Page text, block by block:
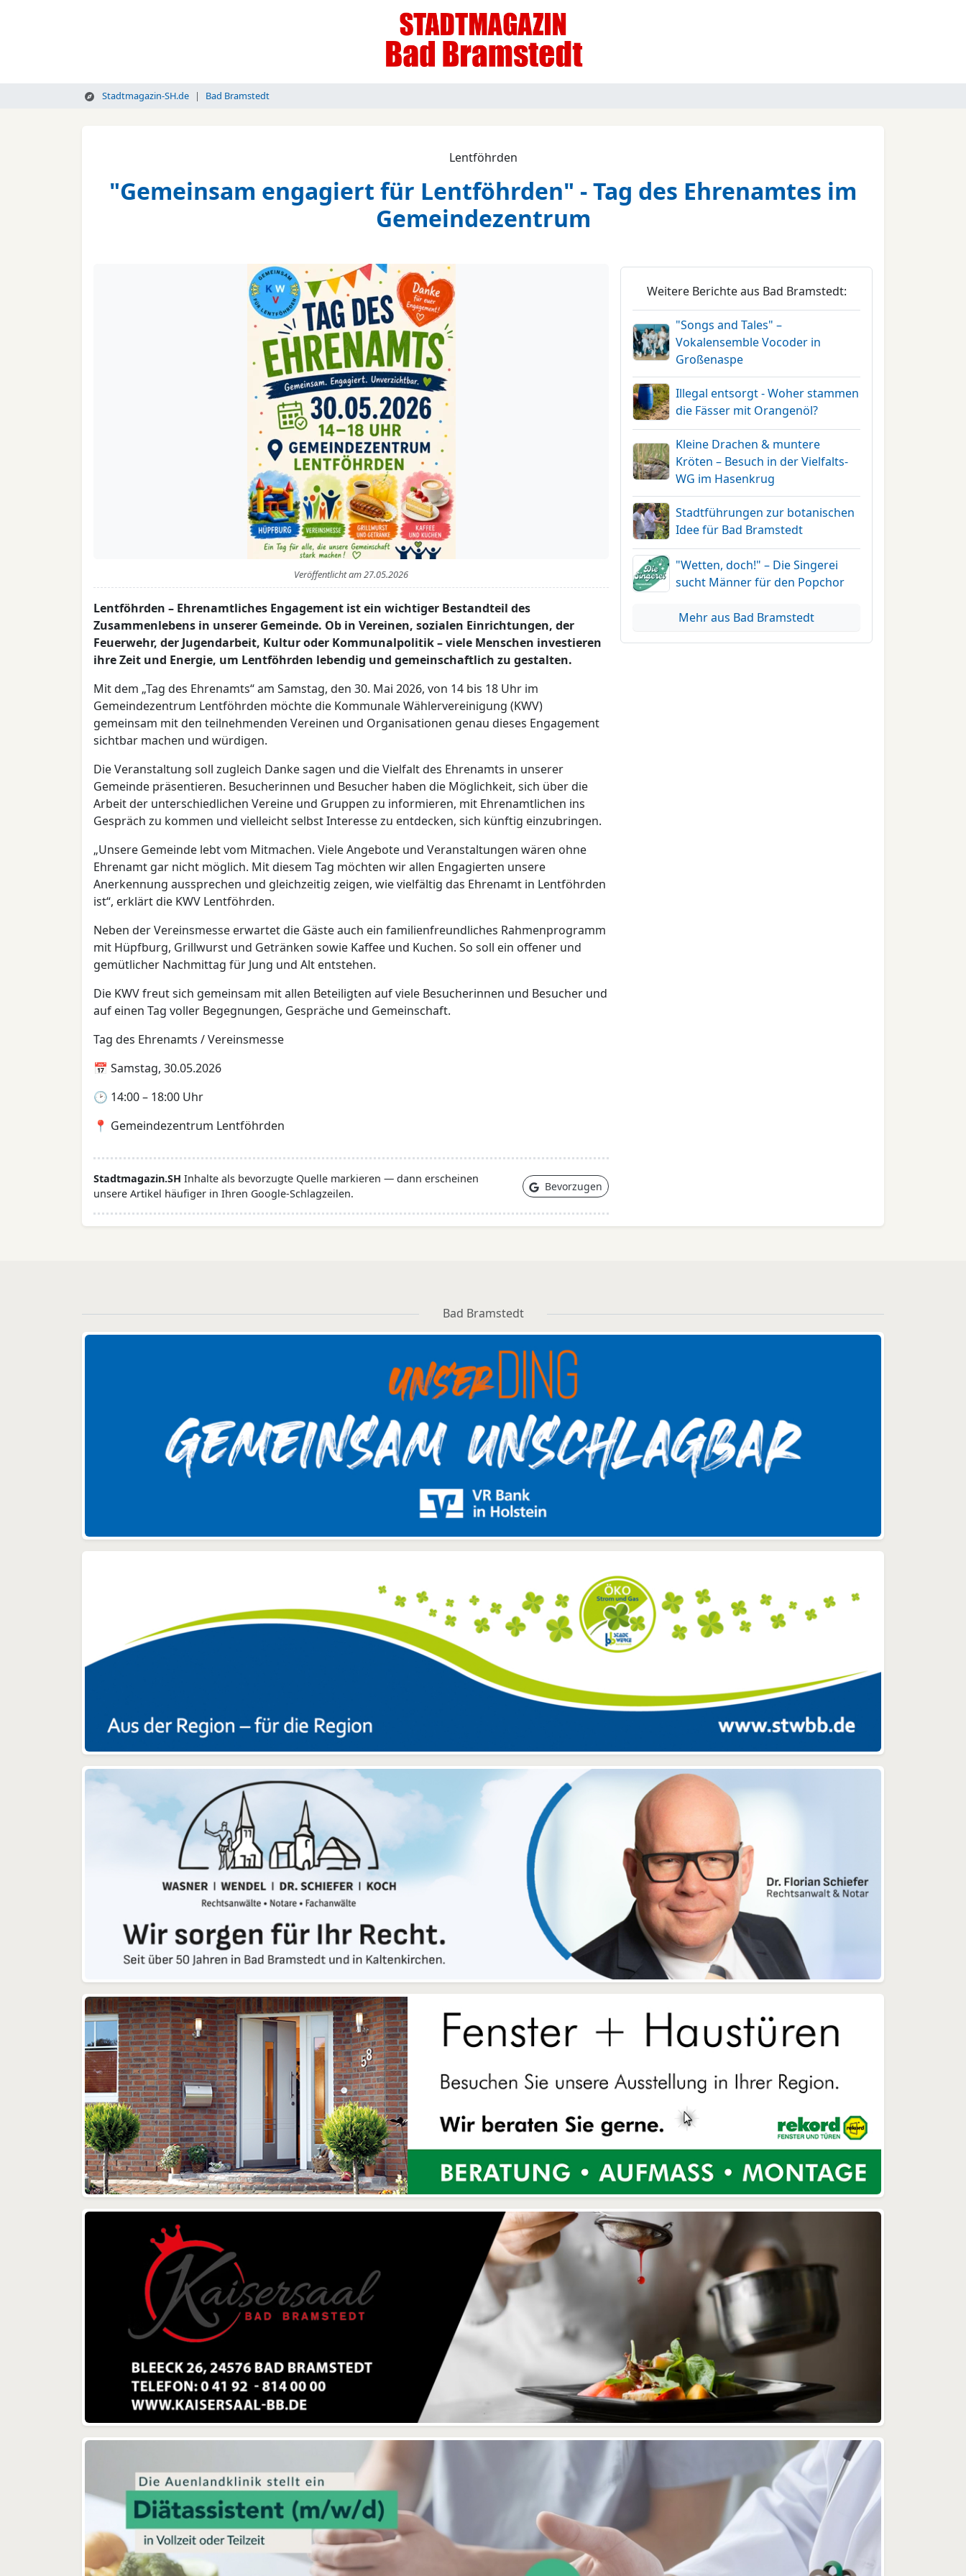
Stadtmagazin-SH.de Bad Bramstedt
Lentföhrden
"Gemeinsam engagiert für Lentföhrden" - Tag des Ehrenamtes im
Gemeindezentrum
Veröffentlicht am27.05.2026
Lentföhrden – Ehrenamtliches Engagement ist ein wichtiger Bestandteil des
Zusammenlebens in unserer Gemeinde. Ob in Vereinen, sozialen Einrichtungen, der
Feuerwehr, der Jugendarbeit, Kultur oder Kommunalpolitik – viele Menschen investieren
ihre Zeit und Energie, um Lentföhrden lebendig und gemeinschaftlich zu gestalten.
Mit dem „Tag des Ehrenamts“ am Samstag, den 30. Mai 2026, von 14 bis 18 Uhr im
Gemeindezentrum Lentföhrden möchte die Kommunale Wählervereinigung (KWV)
gemeinsam mit den teilnehmenden Vereinen und Organisationen genau dieses Engagement
sichtbar machen und würdigen.
Die Veranstaltung soll zugleich Danke sagen und die Vielfalt des Ehrenamts in unserer
Gemeinde präsentieren. Besucherinnen und Besucher haben die Möglichkeit, sich über die
Arbeit der unterschiedlichen Vereine und Gruppen zu informieren, mit Ehrenamtlichen ins
Gespräch zu kommen und vielleicht selbst Interesse zu entdecken, sich künftig einzubringen.
„Unsere Gemeinde lebt vom Mitmachen. Viele Angebote und Veranstaltungen wären ohne
Ehrenamt gar nicht möglich. Mit diesem Tag möchten wir allen Engagierten unsere
Anerkennung aussprechen und gleichzeitig zeigen, wie vielfältig das Ehrenamt in Lentföhrden
ist“, erklärt die KWV Lentföhrden.
Neben der Vereinsmesse erwartet die Gäste auch ein familienfreundliches Rahmenprogramm
mit Hüpfburg, Grillwurst und Getränken sowie Kaffee und Kuchen. So soll ein offener und
gemütlicher Nachmittag für Jung und Alt entstehen.
Die KWV freut sich gemeinsam mit allen Beteiligten auf viele Besucherinnen und Besucher und
auf einen Tag voller Begegnungen, Gespräche und Gemeinschaft.
Tag des Ehrenamts / Vereinsmesse
📅 Samstag, 30.05.2026
🕑 14:00 – 18:00 Uhr
📍 Gemeindezentrum Lentföhrden
Stadtmagazin.SH Inhalte als bevorzugte Quelle markieren — dann erscheinen
unsere Artikel häufiger in Ihren Google-Schlagzeilen.
Bevorzugen
Weitere Berichte aus Bad Bramstedt:
"Songs and Tales" –
Vokalensemble Vocoder in
Großenaspe
Illegal entsorgt - Woher stammen
die Fässer mit Orangenöl?
Kleine Drachen & muntere
Kröten – Besuch in der Vielfalts-
WG im Hasenkrug
Stadtführungen zur botanischen
Idee für Bad Bramstedt
"Wetten, doch!" – Die Singerei
sucht Männer für den Popchor
Mehr aus Bad Bramstedt
Bad Bramstedt